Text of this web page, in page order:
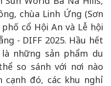
chùa Linh Ứng (Sơn
cổ Hội An và Lễ hội
- DIFF 2025. Hầu hết
những sản phẩm du
so sánh với nơi nào
cạnh đó, các khu nghỉ